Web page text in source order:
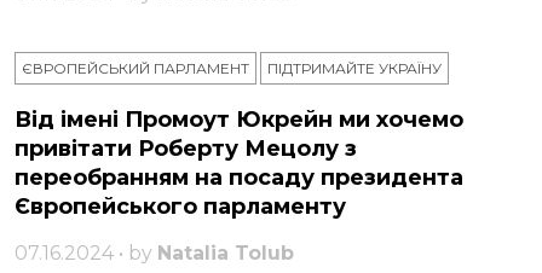
ЄВРОПЕЙСЬКИЙ ПАРЛАМЕНТ ПІДТРИМАЙТЕ УКРАЇНУ
Від імені Промоут Юкрейн ми хочемо
привітати Роберту Мецолу з
переобранням на посаду президента
Європейського парламенту
07.16.2024 • by Natalia Tolub